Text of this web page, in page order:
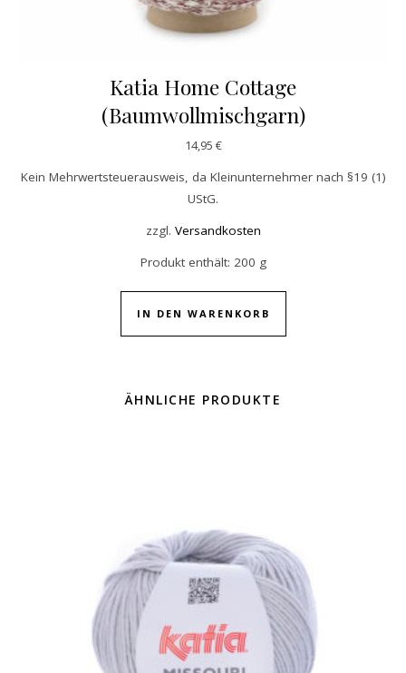
Katia Home Cottage
(Baumwollmischgarn)
14,95 €
Kein Mehrwertsteuerausweis, da Kleinunternehmer nach §19 (1)
UStG.
zzgl. Versandkosten
Produkt enthält: 200 g
IN DEN WARENKORB
ÄHNLICHE PRODUKTE